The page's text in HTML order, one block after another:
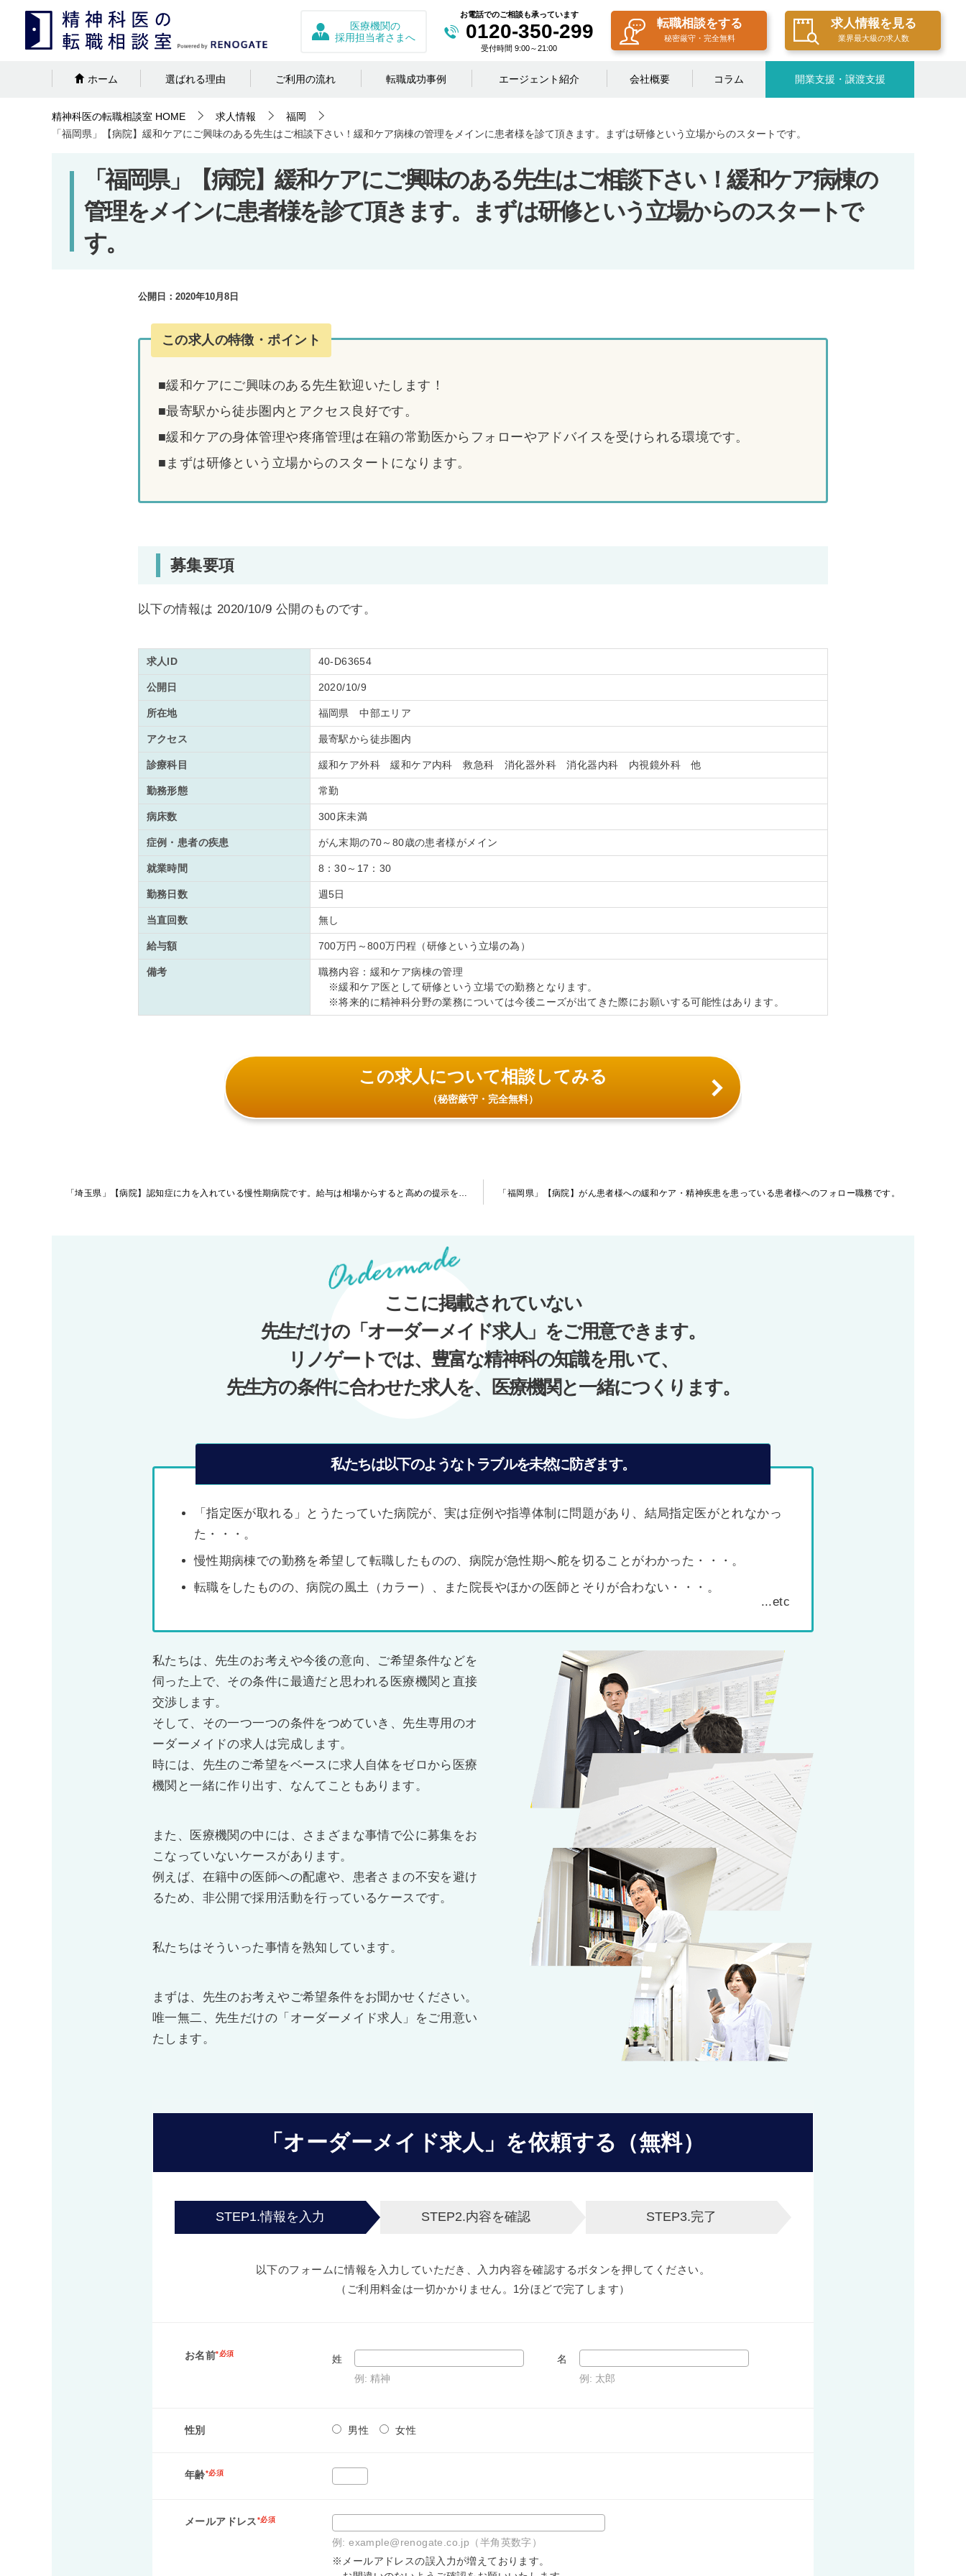
転職相談をする
秘密厳守・完全無料
求人情報を見る
業界最大級の求人数
お電話でのご相談も承っています
0120-350-299
受付時間 9:00～21:00
医療機関の
採用担当者さまへ
ホーム 選ばれる理由 ご利用の流れ 転職成功事例 エージェント紹介 会社概要 コラム 開業支援・譲渡支援
精神科医の転職相談室 HOME 求人情報
福岡
「福岡県」【病院】緩和ケアにご興味のある先生はご相談下さい！緩和ケア病棟の管理をメインに患者様を診て頂きます。まずは研修という立場からのスタートです。
「福岡県」【病院】緩和ケアにご興味のある先生はご相談下さい！緩和ケア病棟の
管理をメインに患者様を診て頂きます。まずは研修という立場からのスタートで
す。
公開日： 2020年10月8日
この求人の特徴・ポイント
■緩和ケアにご興味のある先生歓迎いたします！
■最寄駅から徒歩圏内とアクセス良好です。
■緩和ケアの身体管理や疼痛管理は在籍の常勤医からフォローやアドバイスを受けられる環境です。
■まずは研修という立場からのスタートになります。
募集要項
以下の情報は 2020/10/9 公開のものです。
求人ID 40-D63654
公開日 2020/10/9
所在地 福岡県 中部エリア
アクセス 最寄駅から徒歩圏内
診療科目 緩和ケア外科 緩和ケア内科 救急科 消化器外科 消化器内科 内視鏡外科 他
勤務形態 常勤
病床数 300床未満
症例・患者の疾患 がん末期の70～80歳の患者様がメイン
就業時間 8：30～17：30
勤務日数 週5日
当直回数 無し
給与額 700万円～800万円程（研修という立場の為）
備考
職務内容：緩和ケア病棟の管理
※緩和ケア医として研修という立場での勤務となります。
※将来的に精神科分野の業務については今後ニーズが出てきた際にお願いする可能性はあります。
この求人について相談してみる
（秘密厳守・完全無料）
「福岡県」【病院】がん患者様への緩和ケア・精神疾患を患っている患者様へのフォロー職務です。
ここに掲載されていない
先生だけの「オーダーメイド求人」をご用意できます。
リノゲートでは、豊富な精神科の知識を用いて、
先生方の条件に合わせた求人を、医療機関と一緒につくります。
私たちは以下のようなトラブルを未然に防ぎます。
「指定医が取れる」とうたっていた病院が、実は症例や指導体制に問題があり、結局指定医がとれなかっ
た・・・。
慢性期病棟での勤務を希望して転職したものの、病院が急性期へ舵を切ることがわかった・・・。
転職をしたものの、病院の風土（カラー）、また院長やほかの医師とそりが合わない・・・。
私たちは、先生のお考えや今後の意向、ご希望条件などを
伺った上で、その条件に最適だと思われる医療機関と直接
交渉します。
そして、その一つ一つの条件をつめていき、先生専用のオ
ーダーメイドの求人は完成します。
時には、先生のご希望をベースに求人自体をゼロから医療
機関と一緒に作り出す、なんてこともあります。
また、医療機関の中には、さまざまな事情で公に募集をお
こなっていないケースがあります。
例えば、在籍中の医師への配慮や、患者さまの不安を避け
るため、非公開で採用活動を行っているケースです。
私たちはそういった事情を熟知しています。
まずは、先生のお考えやご希望条件をお聞かせください。
唯一無二、先生だけの「オーダーメイド求人」をご用意い
たします。
「オーダーメイド求人」を依頼する（無料）
STEP1.情報を入力 STEP2.内容を確認 STEP3.完了
以下のフォームに情報を入力していただき、入力内容を確認するボタンを押してください。
（ご利用料金は一切かかりません。1分ほどで完了します）
お名前*必須
姓
例: 精神
名
例: 太郎
性別 男性 女性
年齢*必須
メールアドレス*必須
例: example@renogate.co.jp（半角英数字）
※メールアドレスの誤入力が増えております。